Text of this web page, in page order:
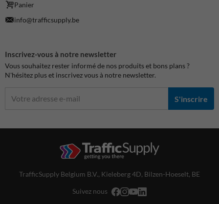
Panier
info@trafficsupply.be
Inscrivez-vous à notre newsletter
Vous souhaitez rester informé de nos produits et bons plans ?
N'hésitez plus et inscrivez vous à notre newsletter.
S'inscrire
TrafficSupply Belgium B.V., Kieleberg 4D, Bilzen-Hoeselt, BE
Suivez nous